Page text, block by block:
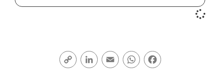
Facebook
WhatsApp
Email
LinkedIn